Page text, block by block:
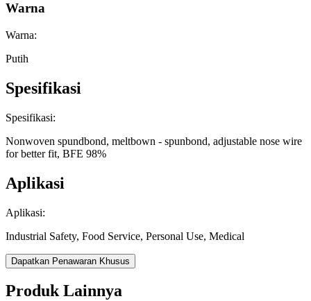
Warna
Warna:
Putih
Spesifikasi
Spesifikasi:
Nonwoven spundbond, meltbown - spunbond, adjustable nose wire
for better fit, BFE 98%
Aplikasi
Aplikasi:
Industrial Safety, Food Service, Personal Use, Medical
Dapatkan Penawaran Khusus
Produk Lainnya